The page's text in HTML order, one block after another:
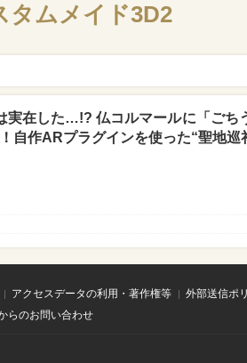
タムメイド3D2
実在した…!? 仏コルマールに「ごち
自作ARプラグインを使った“聖地巡
アクセスデータの利用・著作権等 外部送信ポ
らのお問い合わせ